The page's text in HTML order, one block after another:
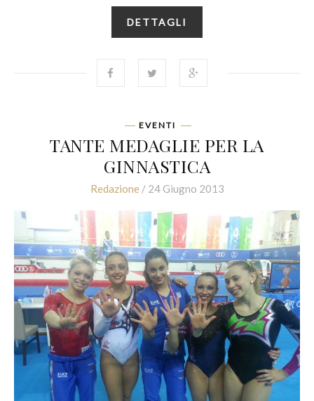
DETTAGLI
EVENTI
TANTE MEDAGLIE PER LA
GINNASTICA
Redazione/ 24 Giugno 2013